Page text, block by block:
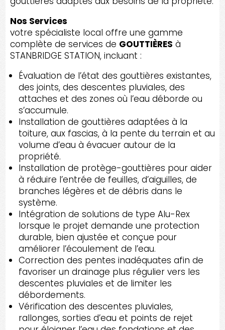
Nos Services
votre spécialiste local offre une gamme
complète de services de GOUTTIÈRES à
STANBRIDGE STATION, incluant :
Évaluation de l’état des gouttières existantes,
des joints, des descentes pluviales, des
attaches et des zones où l’eau déborde ou
s’accumule.
Installation de gouttières adaptées à la
toiture, aux fascias, à la pente du terrain et au
volume d’eau à évacuer autour de la
propriété.
Installation de protège-gouttières pour aider
à réduire l’entrée de feuilles, d’aiguilles, de
branches légères et de débris dans le
système.
Intégration de solutions de type Alu-Rex
lorsque le projet demande une protection
durable, bien ajustée et conçue pour
améliorer l’écoulement de l’eau.
Correction des pentes inadéquates afin de
favoriser un drainage plus régulier vers les
descentes pluviales et de limiter les
débordements.
Vérification des descentes pluviales,
rallonges, sorties d’eau et points de rejet